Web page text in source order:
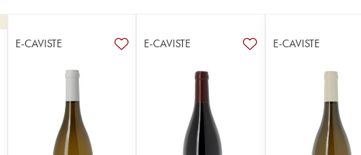
E-CAVISTE E-CAVISTE E-CAVISTE